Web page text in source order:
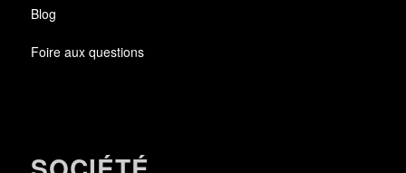
Blog
Foire aux questions